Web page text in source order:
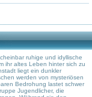
ruhige und idyllische
ihr altes Leben hinter sich zu
liegt ein dunkler
werden von mysteriösen
Bedrohung lastet schwer
Jugendlicher, die